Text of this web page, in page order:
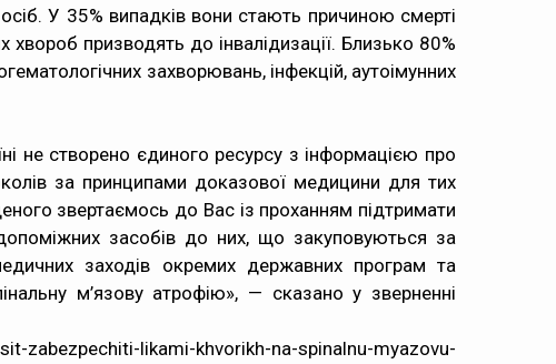
У 35% випадків вони стають причиною смерті
призводять до інвалідизації. Близько 80%
захворювань, інфекцій, аутоімунних
не створено єдиного ресурсу з інформацією про
за принципами доказової медицини для тих
звертаємось до Вас із проханням підтримати
засобів до них, що закуповуються за
заходів окремих державних програм та
м’язову атрофію», — сказано у зверненні
zabezpechiti-likami-khvorikh-na-spinalnu-myazovu-